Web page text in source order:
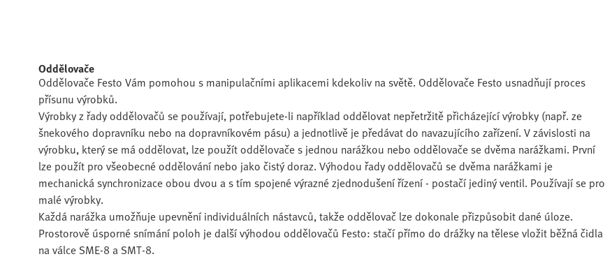
Oddělovače
Oddělovače Festo Vám pomohou s manipulačními aplikacemi kdekoliv na světě. Oddělovače Festo usnadňují proces
přísunu výrobků.
Výrobky z řady oddělovačů se používají, potřebujete-li například oddělovat nepřetržitě přicházející výrobky (např. ze
šnekového dopravníku nebo na dopravníkovém pásu) a jednotlivě je předávat do navazujícího zařízení. V závislosti na
výrobku, který se má oddělovat, lze použít oddělovače s jednou narážkou nebo oddělovače se dvěma narážkami. První
lze použít pro všeobecné oddělování nebo jako čistý doraz. Výhodou řady oddělovačů se dvěma narážkami je
mechanická synchronizace obou dvou a s tím spojené výrazné zjednodušení řízení - postačí jediný ventil. Používají se pro
malé výrobky.
Každá narážka umožňuje upevnění individuálních nástavců, takže oddělovač lze dokonale přizpůsobit dané úloze.
Prostorově úsporné snímání poloh je další výhodou oddělovačů Festo: stačí přímo do drážky na tělese vložit běžná čidla
na válce SME-8 a SMT-8.